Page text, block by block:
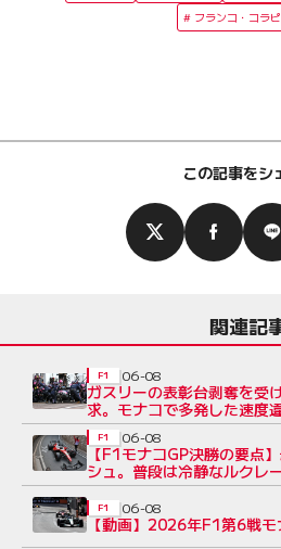
フランコ・コラ
この記事をシ
関連記
ガスリーの表彰台剥奪を受
求。モナコで多発した速度
バーたちから疑問噴出
F1 06-08
【F1モナコGP決勝の要点
シュ。普段は冷静なルクレ
F1 06-08
【動画】2026年F1第6戦
F1 06-08